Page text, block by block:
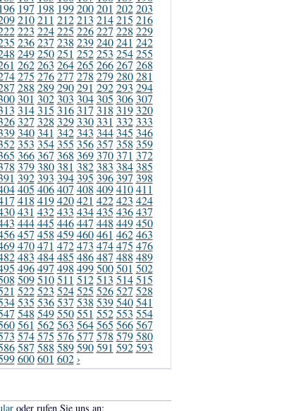
196 197 198 199 200 201 202 203
210 211 212 213 214 215 216
223 224 225 226 227 228 229
236 237 238 239 240 241 242
249 250 251 252 253 254 255
262 263 264 265 266 267 268
275 276 277 278 279 280 281
288 289 290 291 292 293 294
301 302 303 304 305 306 307
314 315 316 317 318 319 320
327 328 329 330 331 332 333
340 341 342 343 344 345 346
353 354 355 356 357 358 359
366 367 368 369 370 371 372
379 380 381 382 383 384 385
392 393 394 395 396 397 398
405 406 407 408 409 410 411
418 419 420 421 422 423 424
431 432 433 434 435 436 437
444 445 446 447 448 449 450
457 458 459 460 461 462 463
470 471 472 473 474 475 476
483 484 485 486 487 488 489
496 497 498 499 500 501 502
509 510 511 512 513 514 515
522 523 524 525 526 527 528
535 536 537 538 539 540 541
548 549 550 551 552 553 554
561 562 563 564 565 566 567
574 575 576 577 578 579 580
587 588 589 590 591 592 593
600 601 602 ›
oder rufen Sie uns an: